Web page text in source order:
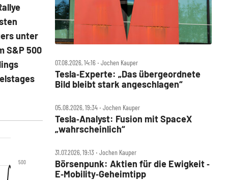
unter
S&P 500
500
07.08.2026, 14:16 ‧ Jochen Kauper
Tesla‑Experte: „Das übergeordnete
Bild bleibt stark angeschlagen“
05.08.2026, 19:34 ‧ Jochen Kauper
Tesla‑Analyst: Fusion mit SpaceX
„wahrscheinlich“
31.07.2026, 19:13 ‧ Jochen Kauper
Börsenpunk: Aktien für die Ewigkeit ‑
E‑Mobility‑Geheimtipp